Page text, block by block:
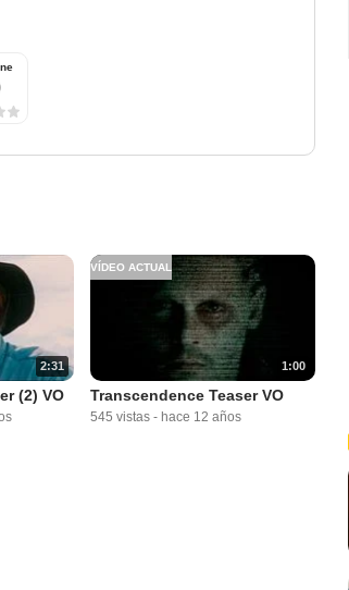
2:31
(2) VO
1:00
VÍDEO ACTUAL
Transcendence Teaser VO
545 vistas - hace 12 años